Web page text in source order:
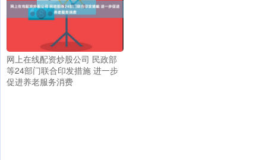
网上在线配资炒股公司 民政部
等24部门联合印发措施 进一步
促进养老服务消费